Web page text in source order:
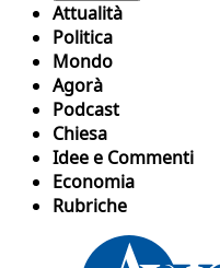
Attualità
Politica
Mondo
Agorà
Podcast
Chiesa
Idee e Commenti
Economia
Rubriche